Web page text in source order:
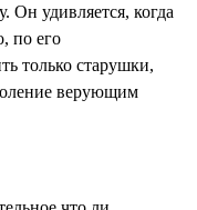
Он удивляется, когда
по его
только старушки,
верующим